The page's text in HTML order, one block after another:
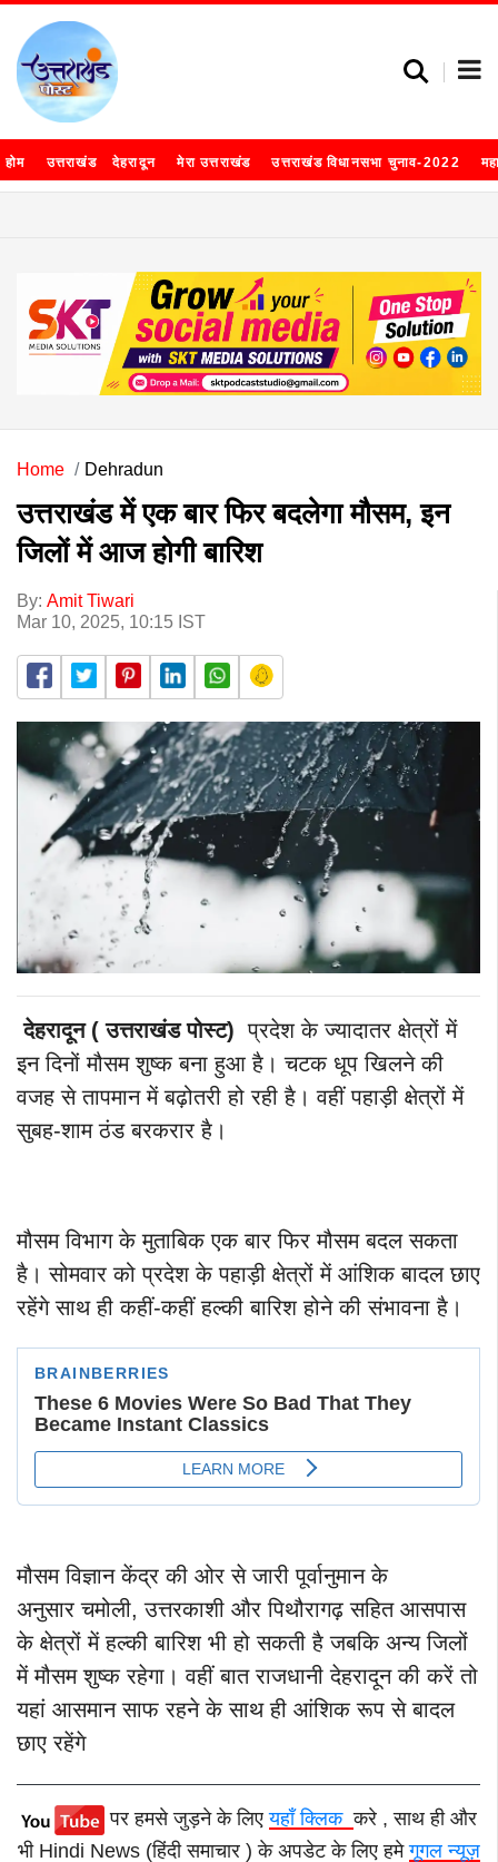
होम उत्तराखंड देहरादून मेरा उत्तराखंड उत्तराखंड विधानसभा चुनाव-2022
Home Dehradun
उत्तराखंड में एक बार फिर बदलेगा मौसम, इन
जिलों में आज होगी बारिश
By: Amit Tiwari
Mar 10, 2025, 10:15 IST
देहरादून ( उत्तराखंड पोस्ट) प्रदेश के ज्यादातर क्षेत्रों में
इन दिनों मौसम शुष्क बना हुआ है। चटक धूप खिलने की
वजह से तापमान में बढ़ोतरी हो रही है। वहीं पहाड़ी क्षेत्रों में
सुबह-शाम ठंड बरकरार है।
मौसम विभाग के मुताबिक एक बार फिर मौसम बदल सकता
है। सोमवार को प्रदेश के पहाड़ी क्षेत्रों में आंशिक बादल छाए
रहेंगे साथ ही कहीं-कहीं हल्की बारिश होने की संभावना है।
मौसम विज्ञान केंद्र की ओर से जारी पूर्वानुमान के
अनुसार चमोली, उत्तरकाशी और पिथौरागढ़ सहित आसपास
के क्षेत्रों में हल्की बारिश भी हो सकती है जबकि अन्य जिलों
में मौसम शुष्क रहेगा।वहीं बात राजधानी देहरादून की करें तो
यहां आसमान साफ रहने के साथ ही आंशिक रूप से बादल
छाए रहेंगे
पर हमसे जुड़ने के लिएयहाँ क्लिककरे , साथ ही और
भी Hindi News (हिंदी समाचार ) के अपडेट के लिए हमेगूगल न्यूज़